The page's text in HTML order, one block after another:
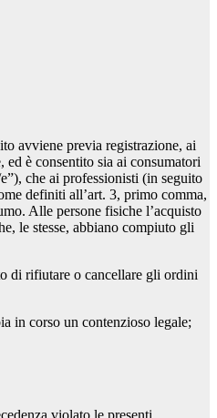
avviene previa registrazione, ai
ed è consentito sia ai consumatori
che ai professionisti (in seguito
definiti all’art. 3, primo comma,
Alle persone fisiche l’acquisto
le stesse, abbiano compiuto gli
di rifiutare o cancellare gli ordini
in corso un contenzioso legale;